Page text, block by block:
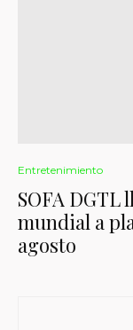
Entretenimiento
SOFA DGTL
mundial a
agosto